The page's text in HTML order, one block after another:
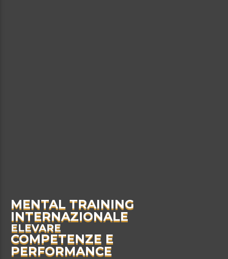
MENTAL TRAINING
INTERNAZIONALE
ELEVARE
COMPETENZE E
PERFORMANCE